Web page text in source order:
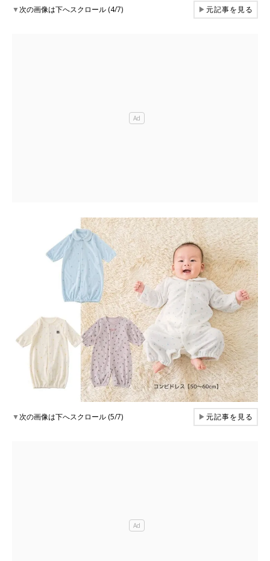
▼次の画像は下へスクロール (4/7) ▶元記事を見る
▼次の画像は下へスクロール (5/7) ▶元記事を見る